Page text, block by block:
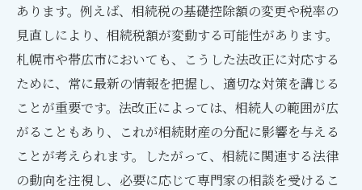
相続準備のタイミングと方法
専門家のサポートを受けるべき理由
相続に関するよくある質問とその回答を徹底解
説
相続開始時の初歩的な疑問
遺産分割に関する具体的な質問
税制に関するよくある問い合わせ
あります。例えば、相続税の基礎控除額の変更や税率の
見直しにより、相続税額が変動する可能性があります。
札幌市や帯広市においても、こうした法改正に対応する
ために、常に最新の情報を把握し、適切な対策を講じる
ことが重要です。法改正によっては、相続人の範囲が広
がることもあり、これが相続財産の分配に影響を与える
ことが考えられます。したがって、相続に関連する法律
の動向を注視し、必要に応じて専門家の相談を受けるこ